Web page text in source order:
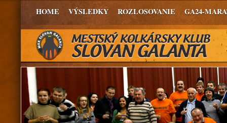
HOME VÝSLEDKY ROZLOSOVANIE GA24-